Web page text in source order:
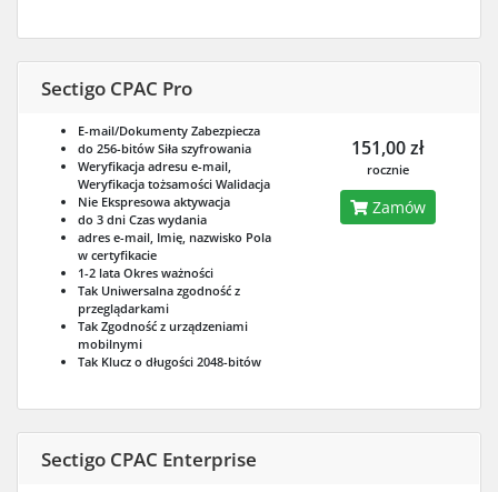
Sectigo CPAC Pro
E-mail/Dokumenty Zabezpiecza
do 256-bitów Siła szyfrowania
Weryfikacja adresu e-mail,
Weryfikacja tożsamości Walidacja
Nie Ekspresowa aktywacja
do 3 dni Czas wydania
adres e-mail, Imię, nazwisko Pola
w certyfikacie
1-2 lata Okres ważności
Tak Uniwersalna zgodność z
przeglądarkami
Tak Zgodność z urządzeniami
mobilnymi
Tak Klucz o długości 2048-bitów
151,00 zł
rocznie
Zamów
Sectigo CPAC Enterprise